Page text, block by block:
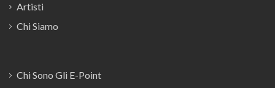
Artisti
Chi Siamo
Chi Sono Gli E-Point